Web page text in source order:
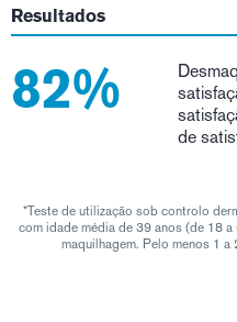
Resultados
82%
de
*Teste de utilização sob controlo
com idade média de 39 anos (de 18
maquilhagem. Pelo menos 1